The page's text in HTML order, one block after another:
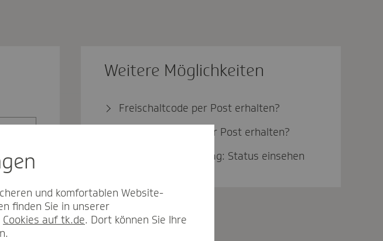
Weitere Möglichkeiten
Freischaltcode per Post erhalten?
Einmal-Kennwort per Post erhalten?
Mitgliedschaftsantrag: Status einsehen
und komfortablen Website-
finden Sie in unserer
Cookies auf tk.de. Dort können Sie Ihre